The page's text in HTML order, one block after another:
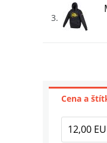
3
Cena a